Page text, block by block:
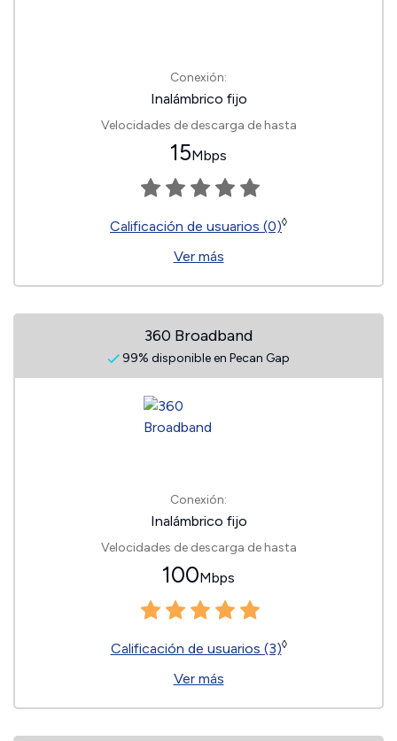
Conexión:
Inalámbrico fijo
Velocidades de descarga de hasta
15Mbps
Calificación de usuarios (0)◊
Ver más
360 Broadband
99% disponible en Pecan Gap
Conexión:
Inalámbrico fijo
Velocidades de descarga de hasta
100Mbps
Calificación de usuarios (3)◊
Ver más